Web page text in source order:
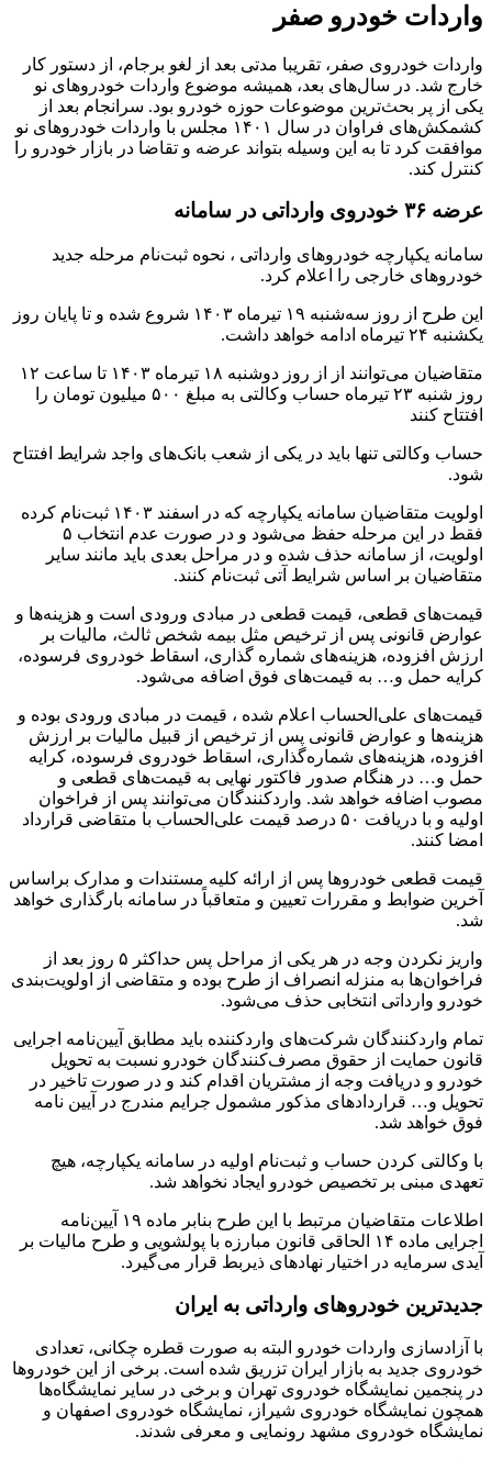
واردات خودرو صفر
واردات خودروی صفر، تقریبا مدتی بعد از لغو برجام، از دستور کار
خارج شد. در سال‌های بعد، همیشه موضوع واردات خودروهای نو
یکی از پر بحث‌ترین موضوعات حوزه خودرو بود. سرانجام بعد از
کشمکش‌های فراوان در سال ۱۴۰۱ مجلس با واردات خودروهای نو
موافقت کرد تا به این وسیله بتواند عرضه و تقاضا در بازار خودرو را
کنترل کند.
عرضه ۳۶ خودروی وارداتی در سامانه
سامانه یکپارچه خودروهای وارداتی ، نحوه ثبت‌نام مرحله جدید
خودروهای خارجی را اعلام کرد.
این طرح از روز سه‌شنبه ۱۹ تیرماه ۱۴۰۳ شروع شده و تا پایان روز
یکشنبه ۲۴ تیرماه ادامه خواهد داشت.
متقاضیان می‌توانند از از روز دوشنبه ۱۸ تیرماه ۱۴۰۳ تا ساعت ۱۲
روز شنبه ۲۳ تیرماه حساب وکالتی به مبلغ ۵۰۰ میلیون تومان را
افتتاح کنند
حساب وکالتی تنها باید در یکی از شعب بانک‌های واجد شرایط افتتاح
شود.
اولویت متقاضیان سامانه یکپارچه که در اسفند ۱۴۰۳ ثبت‌نام کرده
فقط در این مرحله حفظ می‌شود و در صورت عدم انتخاب ۵
اولویت، از سامانه حذف شده و در مراحل بعدی باید مانند سایر
متقاضیان بر اساس شرایط آتی ثبت‌نام کنند.
قیمت‌های قطعی، قیمت قطعی در مبادی ورودی است و هزینه‌ها و
عوارض قانونی پس از ترخیص مثل بیمه شخص ثالث، مالیات بر
ارزش افزوده، هزینه‌های شماره گذاری، اسقاط خودروی فرسوده،
کرایه حمل و… به قیمت‌های فوق اضافه می‌شود.
قیمت‌های علی‌الحساب اعلام شده ، قیمت در مبادی ورودی بوده و
هزینه‌ها و عوارض قانونی پس از ترخیص از قبیل مالیات بر ارزش
افزوده، هزینه‌های شماره‌گذاری، اسقاط خودروی فرسوده، کرایه
حمل و… در هنگام صدور فاکتور نهایی به قیمت‌های قطعی و
مصوب اضافه خواهد شد. واردکنندگان می‌توانند پس از فراخوان
اولیه و با دریافت ۵۰ درصد قیمت علی‌الحساب با متقاضی قرارداد
امضا کنند.
قیمت قطعی خودروها پس از ارائه کلیه مستندات و مدارک براساس
آخرین ضوابط و مقررات تعیین و متعاقباً در سامانه بارگذاری خواهد
شد.
واریز نکردن وجه در هر یکی از مراحل پس حداکثر ۵ روز بعد از
فراخوان‌ها به منزله انصراف از طرح بوده و متقاضی از اولویت‌بندی
خودرو وارداتی انتخابی حذف می‌شود.
تمام واردکنندگان شرکت‌های واردکننده باید مطابق آیین‌نامه اجرایی
قانون حمایت از حقوق مصرف‌کنندگان خودرو نسبت به تحویل
خودرو و دریافت وجه از مشتریان اقدام کند و در صورت تاخیر در
تحویل و… قراردادهای مذکور مشمول جرایم مندرج در آیین نامه
فوق خواهد شد.
با وکالتی کردن حساب و ثبت‌نام اولیه در سامانه یکپارچه، هیچ
تعهدی مبنی بر تخصیص خودرو ایجاد نخواهد شد.
اطلاعات متقاضیان مرتبط با این طرح بنابر ماده ۱۹ آیین‌نامه
اجرایی ماده ۱۴ الحاقی قانون مبارزه با پولشویی و طرح مالیات بر
آیدی سرمایه در اختیار نهادهای ذیربط قرار می‌گیرد.
جدیدترین خودروهای وارداتی به ایران
با آزادسازی واردات خودرو البته به صورت قطره چکانی، تعدادی
خودروی جدید به بازار ایران تزریق شده است. برخی از این خودروها
در پنجمین نمایشگاه خودروی تهران و برخی در سایر نمایشگاه‌ها
همچون نمایشگاه خودروی شیراز، نمایشگاه خودروی اصفهان و
نمایشگاه خودروی مشهد رونمایی و معرفی شدند.